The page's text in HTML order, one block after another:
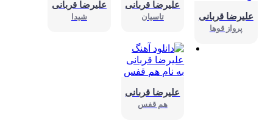
علیرضا قربانی
پرواز قوها
علیرضا قربانی
تاسیان
علیرضا قربانی
شیدا
علیرضا قربانی
هم قفس